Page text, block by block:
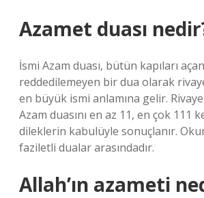
Azamet duası
İsmi Azam duası, bütün kapıları
reddedilemeyen bir dua olarak
en büyük ismi anlamına gelir.
Azam duasını en az 11, en çok 111
dileklerin kabulüyle sonuçlanır.
faziletli dualar arasındadır.
Allah’ın azameti